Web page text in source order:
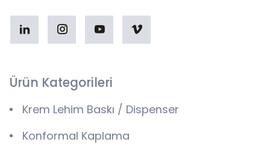
Ürün Kategorileri
Krem Lehim Baskı / Dispenser
Konformal Kaplama